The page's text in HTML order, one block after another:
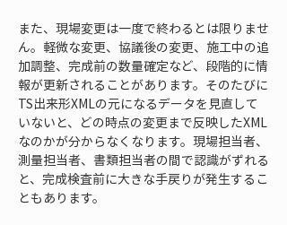
また、現場変更は一度で終わるとは限りませ
ん。軽微な変更、協議後の変更、施工中の追
加調整、完成前の数量確定など、段階的に情
報が更新されることがあります。そのたびに
TS出来形XMLの元になるデータを見直して
いないと、どの時点の変更まで反映したXML
なのかが分からなくなります。現場担当者、
測量担当者、書類担当者の間で認識がずれる
と、完成検査前に大きな手戻りが発生するこ
ともあります。